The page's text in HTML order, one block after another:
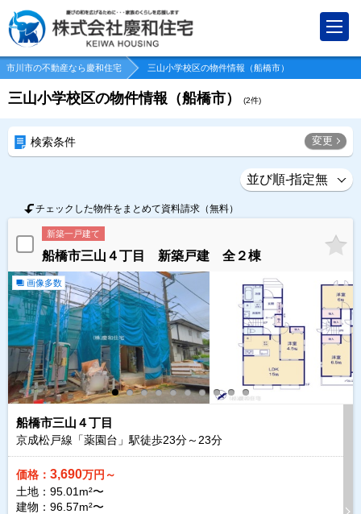
市川市の不動産なら慶和住宅 三山小学校区の物件情報（船橋市）
三山小学校区の物件情報（船橋市） (2件)
検索条件 変更
チェックした物件をまとめて資料請求（無料）
新築一戸建て
船橋市三山４丁目 新築戸建 全２棟
画像多数
船橋市三山４丁目
京成松戸線「薬園台」駅徒歩23分～ 23分
価格： 3,690万円～
土地：95.01m²〜
建物：96.57m²〜